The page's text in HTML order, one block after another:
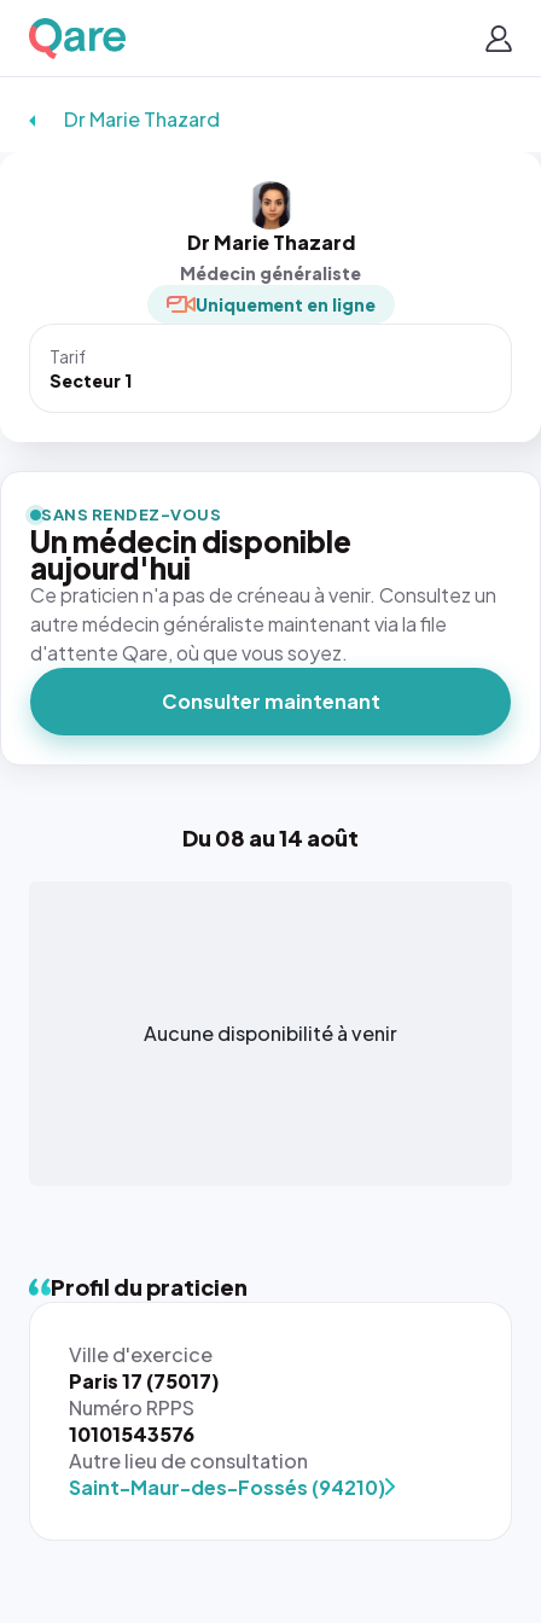
Dr Marie Thazard
Dr Marie Thazard
Médecin généraliste
Uniquement en ligne
Tarif
Secteur 1
Du 08 au 14 août
Aucune disponibilité à venir
Profil du praticien
Ville d'exercice
Paris 17 (75017)
Numéro RPPS
10101543576
Autre lieu de consultation
Saint-Maur-des-Fossés (94210)
SANS RENDEZ-VOUS
Un médecin disponible
aujourd'hui
Ce praticien n'a pas de créneau à venir. Consultez un
autre médecin généraliste maintenant via la file
d'attente Qare, où que vous soyez.
Consulter maintenant
{# 40×40
: la taille
rendue par
`.profile-